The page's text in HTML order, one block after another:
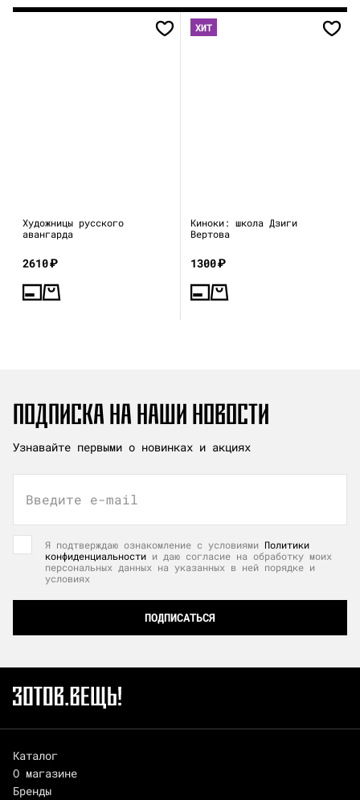
Художницы русского
авангарда
2610₽
ХИТ
Киноки: школа Дзиги
Вертова
1300₽
ПОДПИСКА НА НАШИ НОВОСТИ
Узнавайте первыми о новинках и акциях
Введите e-mail
Я подтверждаю ознакомление с условиями Политики
конфиденциальности и даю согласие на обработку моих
персональных данных на указанных в ней порядке и
условиях
ПОДПИСАТЬСЯ
Каталог
О магазине
Бренды